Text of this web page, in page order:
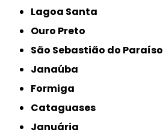
Lagoa Santa
Ouro Preto
São Sebastião do Paraíso
Janaúba
Formiga
Cataguases
Januária